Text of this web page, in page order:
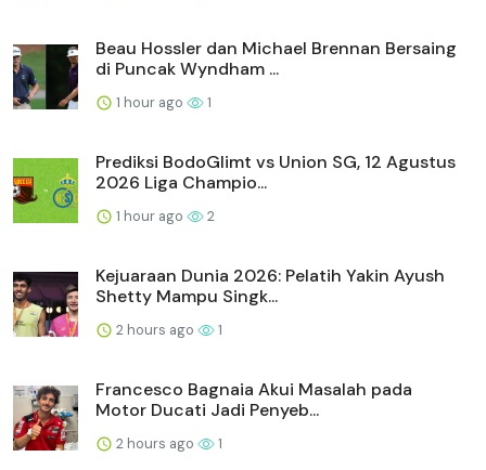
Beau Hossler dan Michael Brennan Bersaing
di Puncak Wyndham ...
1 hour ago 1
Prediksi BodoGlimt vs Union SG, 12 Agustus
2026 Liga Champio...
1 hour ago 2
Kejuaraan Dunia 2026: Pelatih Yakin Ayush
Shetty Mampu Singk...
2 hours ago 1
Francesco Bagnaia Akui Masalah pada
Motor Ducati Jadi Penyeb...
2 hours ago 1